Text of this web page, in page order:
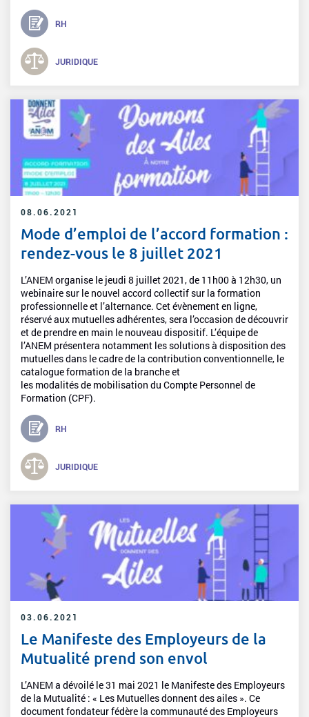
RH
JURIDIQUE
08.06.2021
Mode d’emploi de l’accord formation :
rendez-vous le 8 juillet 2021
L’ANEM organise le jeudi 8 juillet 2021, de 11h00 à 12h30, un
webinaire sur le nouvel accord collectif sur la formation
professionnelle et l’alternance. Cet évènement en ligne,
réservé aux mutuelles adhérentes, sera l’occasion de découvrir
et de prendre en main le nouveau dispositif. L’équipe de
l’ANEM présentera notamment les solutions à disposition des
mutuelles dans le cadre de la contribution conventionnelle, le
catalogue formation de la branche et
les modalités de mobilisation du Compte Personnel de
Formation (CPF).
RH
JURIDIQUE
03.06.2021
Le Manifeste des Employeurs de la
Mutualité prend son envol
L’ANEM a dévoilé le 31 mai 2021 le Manifeste des Employeurs
de la Mutualité : « Les Mutuelles donnent des ailes ». Ce
document fondateur fédère la communauté des Employeurs